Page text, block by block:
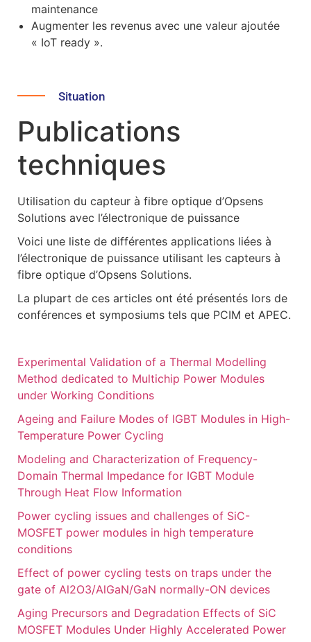
maintenance
Augmenter les revenus avec une valeur ajoutée
« IoT ready ».
Situation
Publications
techniques
Utilisation du capteur à fibre optique d’Opsens
Solutions avec l’électronique de puissance
Voici une liste de différentes applications liées à
l’électronique de puissance utilisant les capteurs à
fibre optique d’Opsens Solutions.
La plupart de ces articles ont été présentés lors de
conférences et symposiums tels que PCIM et APEC.
Experimental Validation of a Thermal Modelling
Method dedicated to Multichip Power Modules
under Working Conditions
Ageing and Failure Modes of IGBT Modules in High-
Temperature Power Cycling
Modeling and Characterization of Frequency-
Domain Thermal Impedance for IGBT Module
Through Heat Flow Information
Power cycling issues and challenges of SiC-
MOSFET power modules in high temperature
conditions
Effect of power cycling tests on traps under the
gate of Al2O3/AlGaN/GaN normally-ON devices
Aging Precursors and Degradation Effects of SiC
MOSFET Modules Under Highly Accelerated Power